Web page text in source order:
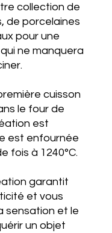
collection de
de porcelaines
pour une
ne manquera
cuisson
le four de
est
est enfournée
fois à 1240°C.
garantit
et vous
sensation et le
un objet